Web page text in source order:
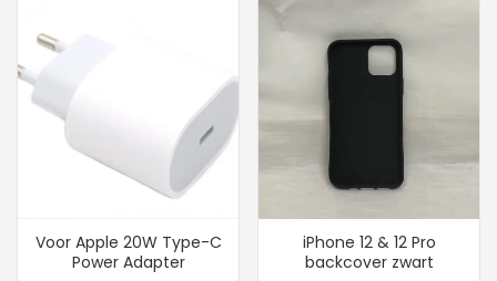
Voor Apple 20W Type-C
Power Adapter
iPhone 12 & 12 Pro
backcover zwart